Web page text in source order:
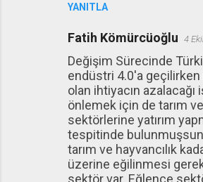
YANITLA
Fatih Kömürcüoğlu 4
Değişim Sürecinde
endüstri 4.0'a
olan ihtiyacın azalacağı
önlemek için de tarım ve
sektörlerine yatırım
tespitinde
tarım ve hayvancılık
üzerine eğilinmesi
sektör var. Eğlence